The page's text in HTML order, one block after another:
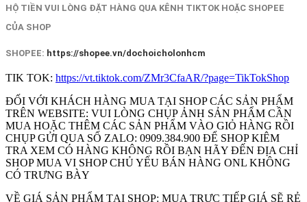
HỘ TIỀN VUI LÒNG ĐẶT HÀNG QUA KÊNH TIKTOK HOẶC SHOPEE
CỦA SHOP
SHOPEE: https://shopee.vn/dochoicholonhcm
TIK TOK: https://vt.tiktok.com/ZMr3CfaAR/?page=TikTokShop
ĐỐI VỚI KHÁCH HÀNG MUA TẠI SHOP CÁC SẢN PHẨM
TRÊN WEBSITE: VUI LÒNG CHỤP ẢNH SẢN PHẨM CẦN
MUA HOẶC THÊM CÁC SẢN PHẨM VÀO GIỎ HÀNG RỒI
CHỤP GỬI QUA SỐ ZALO: 0909.384.900 ĐỂ SHOP KIÊM
TRA XEM CÓ HÀNG KHÔNG RỒI BẠN HÃY ĐẾN ĐỊA CHỈ
SHOP MUA VI SHOP CHỦ YẾU BÁN HÀNG ONL KHÔNG
CÓ TRƯNG BÀY
VỀ GIÁ SẢN PHẨM TẠI SHOP: MUA TRỰC TIẾP GIÁ SẼ RẺ